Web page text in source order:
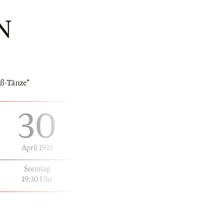
Tänze"
30
April 1933
Sonntag
19:30 Uhr